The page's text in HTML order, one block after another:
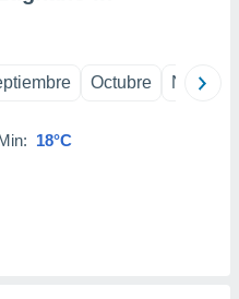
Octubre
18°C